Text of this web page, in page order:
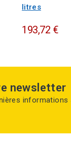
litres
193,72 €
newsletter
informations